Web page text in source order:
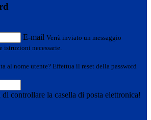
E-mail Verrà inviato un messaggio
necessarie.
al nome utente? Effettua il reset della password
controllare la casella di posta elettronica!